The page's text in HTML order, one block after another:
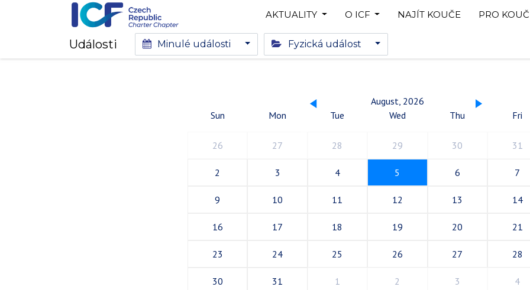
AKTUALITY O ICF NAJÍT KOUČE PRO
Události Minulé události Fyzická událost
August, 2026
Sun
Mon Tue Wed Thu Fri
26 27 28 29 30 31
2 3 4 5 6 7
9 10 11 12 13 14
16 17 18 19 20 21
23 24 25 26 27 28
30 31 1 2 3 4